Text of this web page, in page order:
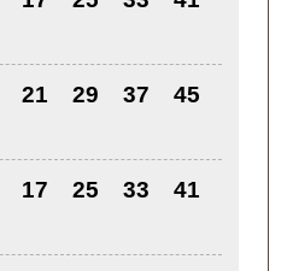
21 29 37
45
17 25 33
41